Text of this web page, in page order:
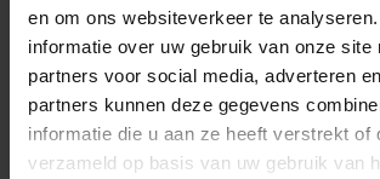
en om ons websiteverkeer te
informatie over uw gebruik van onze site
partners voor social media, adverteren
partners kunnen deze gegevens
informatie die u aan ze heeft verstrekt of
verzameld op basis van uw gebruik van
Kuipen
Outdoor